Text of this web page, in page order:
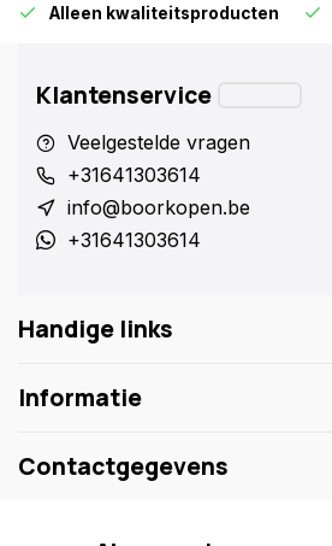
Alleen kwaliteitsproducten
Klantenservice
Veelgestelde vragen
+31641303614
info@boorkopen.be
+31641303614
Handige links
Informatie
Contactgegevens